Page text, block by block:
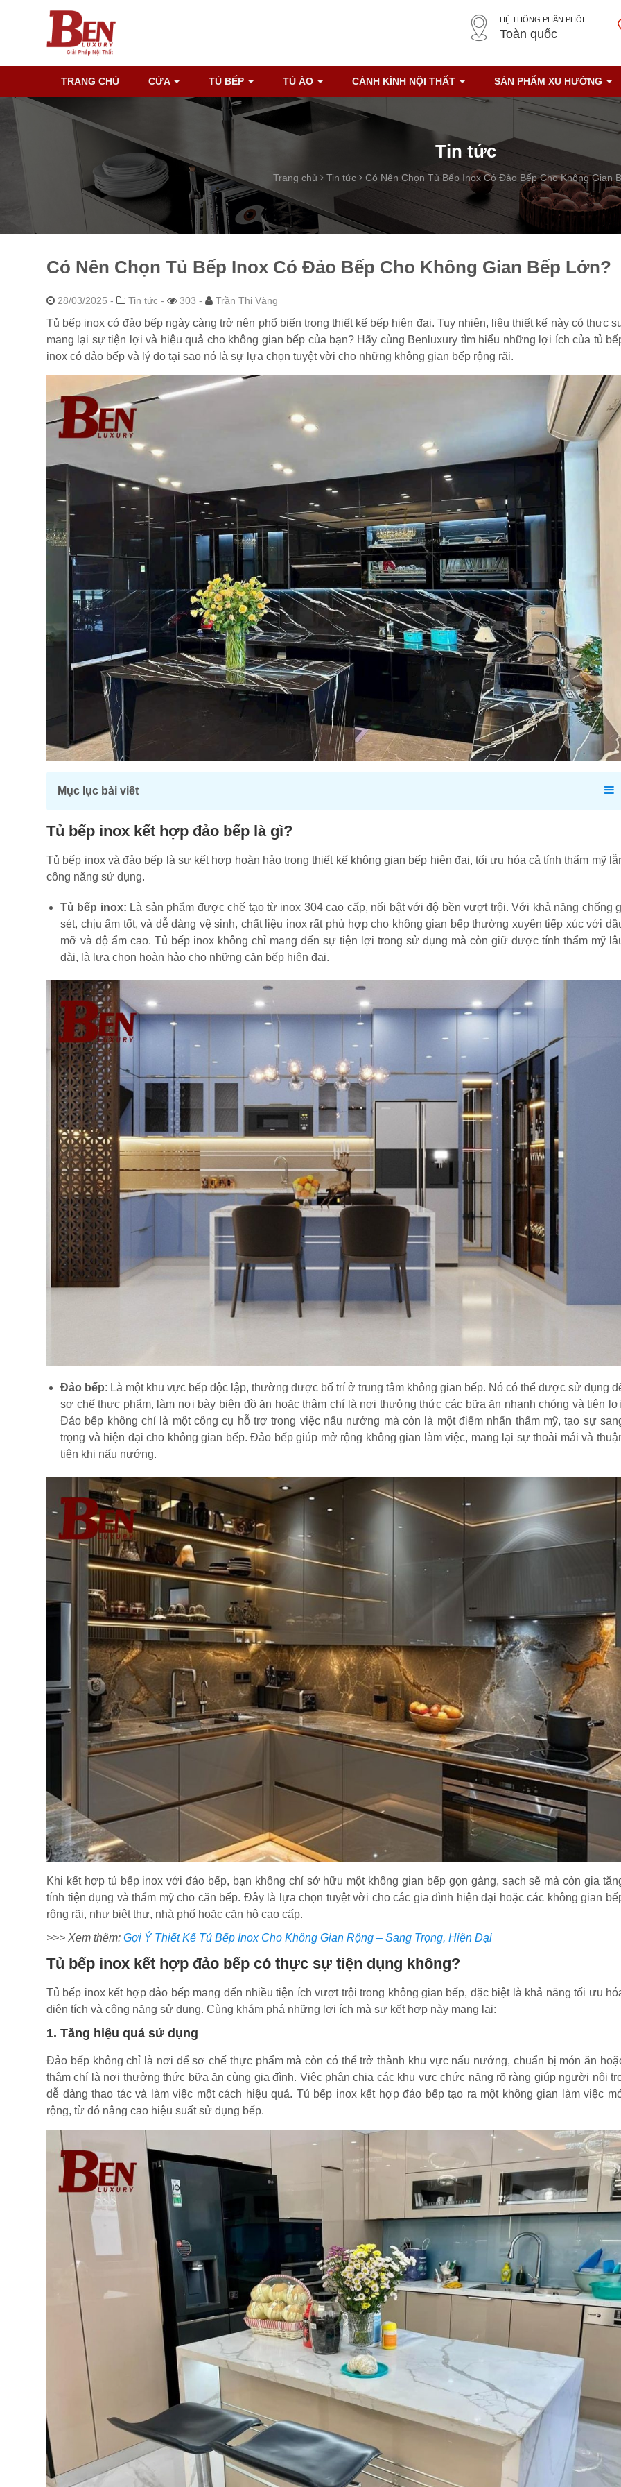
HỆ THỐNG PHÂN PHỐI
Toàn quốc
TRANG CHỦ CỬA TỦ BẾP TỦ ÁO CÁNH KÍNH NỘI THẤT SẢN PHẨM XU HƯỚNG
Tin tức
Trang chủ Tin tức Có Nên Chọn Tủ Bếp Inox Có Đảo Bếp Cho Không Gian
Có Nên Chọn Tủ Bếp Inox Có Đảo Bếp Cho Không Gian Bếp Lớn?
28/03/2025 - Tin tức - 303 - Trần Thị Vàng
Tủ bếp inox có đảo bếp ngày càng trở nên phổ biến trong thiết kế bếp hiện đại. Tuy nhiên, liệu thiết kế này có thực
mang lại sự tiện lợi và hiệu quả cho không gian bếp của bạn? Hãy cùng Benluxury tìm hiểu những lợi ích của tủ
inox có đảo bếp và lý do tại sao nó là sự lựa chọn tuyệt vời cho những không gian bếp rộng rãi.
Mục lục bài viết
Tủ bếp inox kết hợp đảo bếp là gì?
Tủ bếp inox và đảo bếp là sự kết hợp hoàn hảo trong thiết kế không gian bếp hiện đại, tối ưu hóa cả tính thẩm mỹ
công năng sử dụng.
Tủ bếp inox: Là sản phẩm được chế tạo từ inox 304 cao cấp, nổi bật với độ bền vượt trội. Với khả năng chống
sét, chịu ẩm tốt, và dễ dàng vệ sinh, chất liệu inox rất phù hợp cho không gian bếp thường xuyên tiếp xúc với
mỡ và độ ẩm cao. Tủ bếp inox không chỉ mang đến sự tiện lợi trong sử dụng mà còn giữ được tính thẩm mỹ
dài, là lựa chọn hoàn hảo cho những căn bếp hiện đại.
Đảo bếp: Là một khu vực bếp độc lập, thường được bố trí ở trung tâm không gian bếp. Nó có thể được sử dụng
sơ chế thực phẩm, làm nơi bày biện đồ ăn hoặc thậm chí là nơi thưởng thức các bữa ăn nhanh chóng và tiện
Đảo bếp không chỉ là một công cụ hỗ trợ trong việc nấu nướng mà còn là một điểm nhấn thẩm mỹ, tạo sự
trọng và hiện đại cho không gian bếp. Đảo bếp giúp mở rộng không gian làm việc, mang lại sự thoải mái và
tiện khi nấu nướng.
Khi kết hợp tủ bếp inox với đảo bếp, bạn không chỉ sở hữu một không gian bếp gọn gàng, sạch sẽ mà còn gia
tính tiện dụng và thẩm mỹ cho căn bếp. Đây là lựa chọn tuyệt vời cho các gia đình hiện đại hoặc các không gian
rộng rãi, như biệt thự, nhà phố hoặc căn hộ cao cấp.
>>> Xem thêm: Gợi Ý Thiết Kế Tủ Bếp Inox Cho Không Gian Rộng – Sang Trọng, Hiện Đại
Tủ bếp inox kết hợp đảo bếp có thực sự tiện dụng không?
Tủ bếp inox kết hợp đảo bếp mang đến nhiều tiện ích vượt trội trong không gian bếp, đặc biệt là khả năng tối ưu
diện tích và công năng sử dụng. Cùng khám phá những lợi ích mà sự kết hợp này mang lại:
1. Tăng hiệu quả sử dụng
Đảo bếp không chỉ là nơi để sơ chế thực phẩm mà còn có thể trở thành khu vực nấu nướng, chuẩn bị món ăn
thậm chí là nơi thưởng thức bữa ăn cùng gia đình. Việc phân chia các khu vực chức năng rõ ràng giúp người nội
dễ dàng thao tác và làm việc một cách hiệu quả. Tủ bếp inox kết hợp đảo bếp tạo ra một không gian làm việc
rộng, từ đó nâng cao hiệu suất sử dụng bếp.